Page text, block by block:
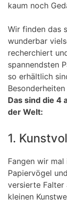
kaum noch
Wir finden das
wunderbar
recherchiert
spannendsten
so erhältlich
Das sind die 4
der Welt:
1.
Fangen wir mal
Papiervögel
versierte Falter
kleinen